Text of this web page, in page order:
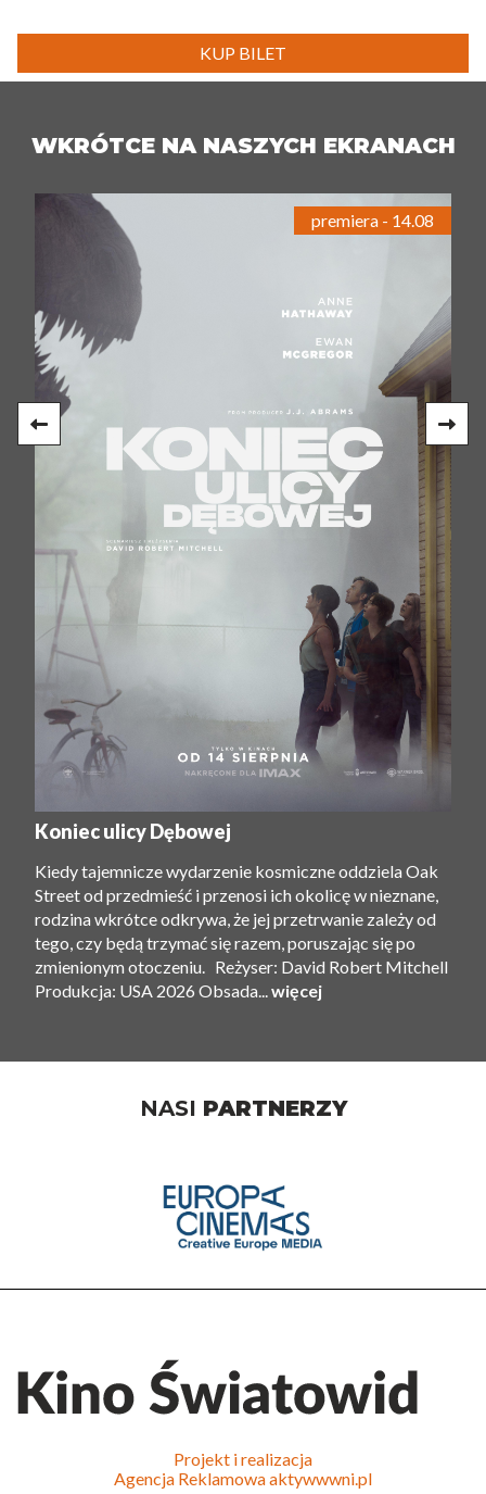
KUP BILET
WKRÓTCE NA NASZYCH EKRANACH
Koniec ulicy Dębowej
Kiedy tajemnicze wydarzenie kosmiczne oddziela Oak
Street od przedmieść i przenosi ich okolicę w nieznane,
rodzina wkrótce odkrywa, że ​​jej przetrwanie zależy od
tego, czy będą trzymać się razem, poruszając się po
zmienionym otoczeniu. Reżyser: David Robert Mitchell
Produkcja: USA 2026 Obsada...więcej
premiera - 14.08
NASI PARTNERZY
Projekt i realizacja
Agencja Reklamowaaktywwwni.pl